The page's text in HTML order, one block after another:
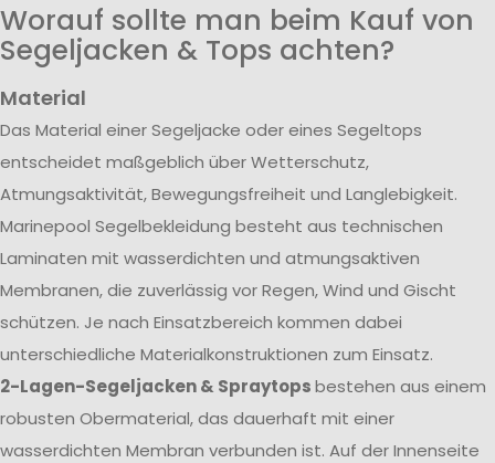
Worauf sollte man beim Kauf von
Segeljacken & Tops achten?
Material
Das Material einer Segeljacke oder eines Segeltops
entscheidet maßgeblich über Wetterschutz,
Atmungsaktivität, Bewegungsfreiheit und Langlebigkeit.
Marinepool Segelbekleidung besteht aus technischen
Laminaten mit wasserdichten und atmungsaktiven
Membranen, die zuverlässig vor Regen, Wind und Gischt
schützen. Je nach Einsatzbereich kommen dabei
unterschiedliche Materialkonstruktionen zum Einsatz.
2-Lagen-Segeljacken & Spraytopsbestehen aus einem
robusten Obermaterial, das dauerhaft mit einer
wasserdichten Membran verbunden ist. Auf der Innenseite